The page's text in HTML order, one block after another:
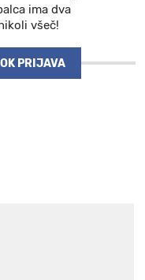
ima dva
všeč!
PRIJAVA